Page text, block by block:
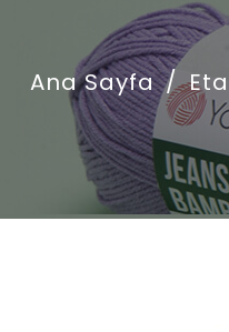
Ana Sayfa /